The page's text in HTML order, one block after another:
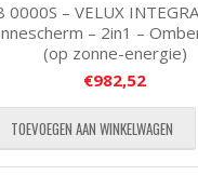
0000S – VELUX
– 2in1 –
(op zonne-energie)
€982,52
TOEVOEGEN AAN WINKELWAGEN